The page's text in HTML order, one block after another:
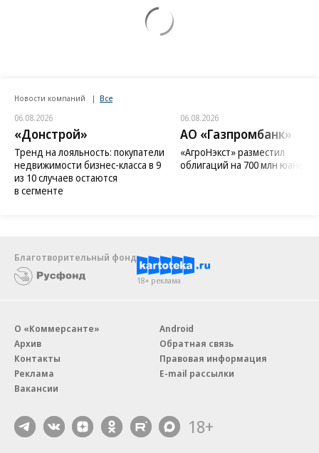
Новости компаний Все
06.08.2026
«Донстрой»
Тренд на лояльность: покупатели
недвижимости бизнес-класса в 9
из 10 случаев остаются
в сегменте
06.08.2026
АО «Газпромбанк»
«АгроНэкст» разместил
облигаций на 700 млн юаней
Благотворительный фонд
18+ реклама
О «Коммерсанте»
Архив
Контакты
Реклама
Вакансии
Android
Обратная связь
Правовая информация
E-mail рассылки
18+